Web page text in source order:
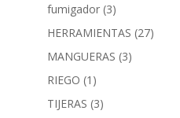
fumigador (3)
HERRAMIENTAS (27)
MANGUERAS (3)
RIEGO (1)
TIJERAS (3)